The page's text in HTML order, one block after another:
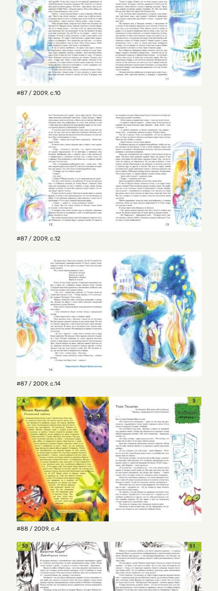
#87 / 2009, с.10
#87 / 2009, с.12
#87 / 2009, с.14
#88 / 2009, с.4